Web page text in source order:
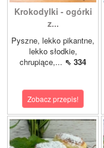
Krokodylki - ogórki
z...
Pyszne, lekko pikantne,
lekko słodkie,
chrupiące,... ⇖ 334
Zobacz przepis!